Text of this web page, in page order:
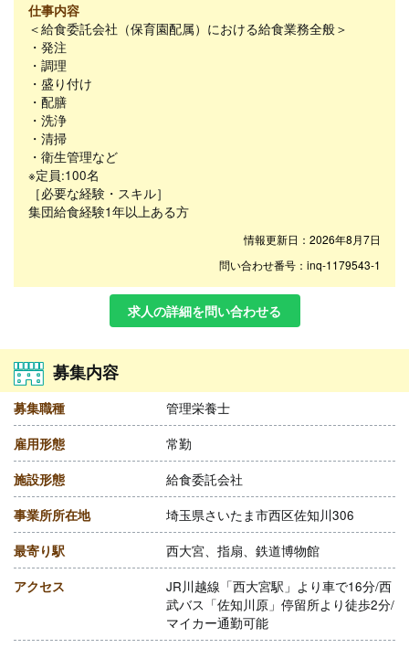
仕事内容
＜給食委託会社（保育園配属）における給食業務全般＞
・発注
・調理
・盛り付け
・配膳
・洗浄
・清掃
・衛生管理など
※定員:100名
［必要な経験・スキル］
集団給食経験1年以上ある方
情報更新日：2026年8月7日
問い合わせ番号：inq-1179543-1
求人の詳細を問い合わせる
募集内容
募集職種 管理栄養士
雇用形態 常勤
施設形態 給食委託会社
事業所所在地 埼玉県さいたま市西区佐知川306
最寄り駅 西大宮、指扇、鉄道博物館
アクセス
JR川越線「西大宮駅」より車で16分/西
武バス「佐知川原」停留所より徒歩2分/
マイカー通勤可能